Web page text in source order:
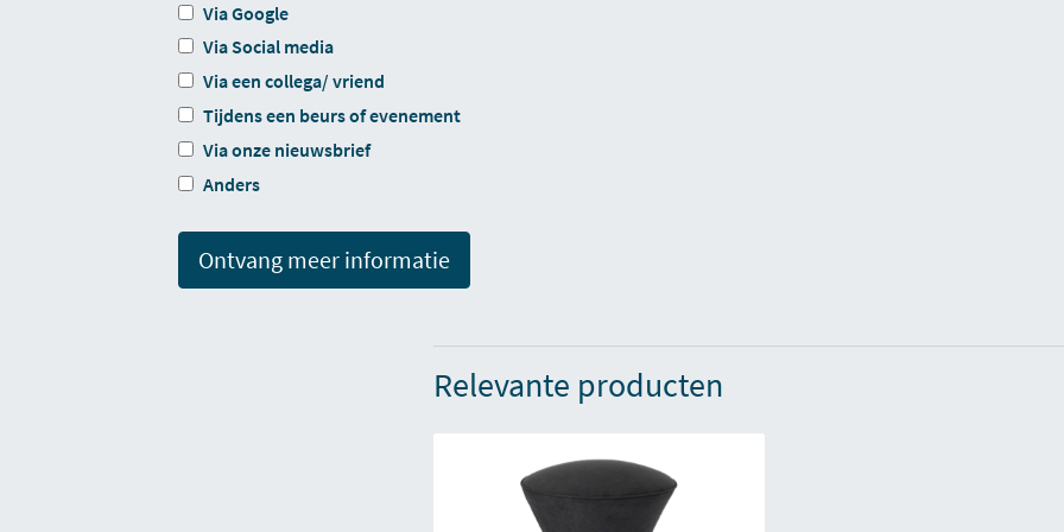
Via Google
Via Social media
Via een collega/ vriend
Tijdens een beurs of evenement
Via onze nieuwsbrief
Anders
Ontvang meer informatie
Relevante producten